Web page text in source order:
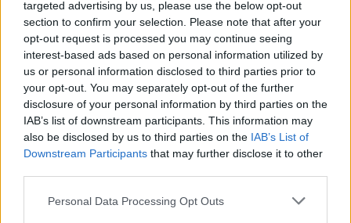
targeted advertising by us, please use the below opt-out
section to confirm your selection. Please note that after your
opt-out request is processed you may continue seeing
interest-based ads based on personal information utilized by
us or personal information disclosed to third parties prior to
your opt-out. You may separately opt-out of the further
disclosure of your personal information by third parties on the
IAB’s list of downstream participants. This information may
also be disclosed by us to third parties on the IAB’s List of
Downstream Participants that may further disclose it to other
Personal Data Processing Opt Outs